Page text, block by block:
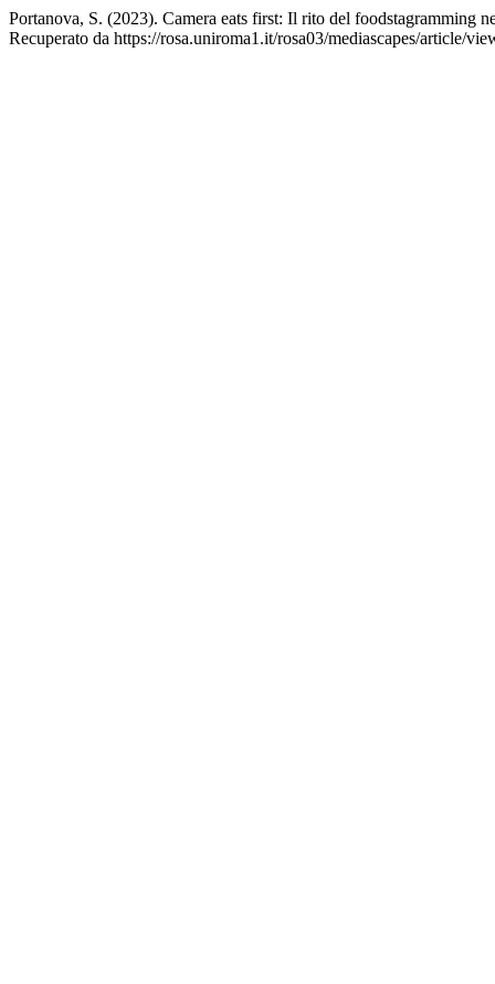
Portanova, S. (2023). Camera eats first: Il rito del foodstagramming
Recuperato da https://rosa.uniroma1.it/rosa03/mediascapes/article/